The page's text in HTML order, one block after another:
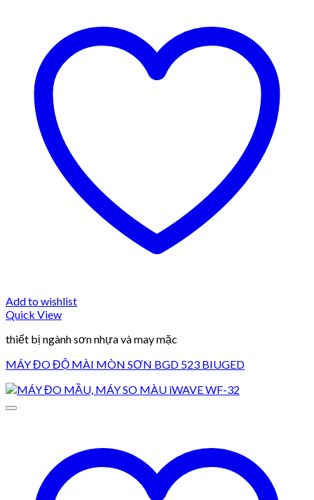
Add to wishlist
Quick View
thiết bị ngành sơn nhựa và may mặc
MÁY ĐO ĐỘ MÀI MÒN SƠN BGD 523 BIUGED